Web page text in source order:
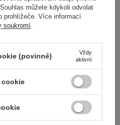
můžete kdykoli odvolat
prohlížeče. Více informací
soukromí
(povinné)
Vždy
aktivní